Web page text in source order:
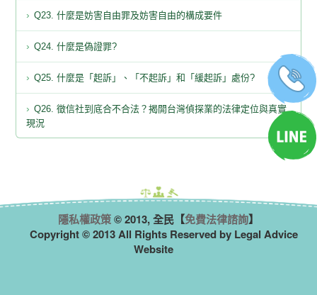
Q23. 什麼是妨害自由罪及妨害自由的構成要件
Q24. 什麼是偽證罪?
Q25. 什麼是「起訴」、「不起訴」和「緩起訴」處份?
Q26. 徵信社到底合不合法？揭開台灣偵探業的法律定位與真實
現況
隱私權政策© 2013, 全民【免費法律諮詢】
Copyright © 2013 All Rights Reserved by Legal Advice
Website